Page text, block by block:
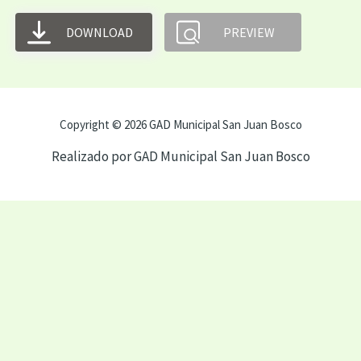
DOWNLOAD PREVIEW
Copyright © 2026 GAD Municipal San Juan Bosco
Realizado por GAD Municipal San Juan Bosco